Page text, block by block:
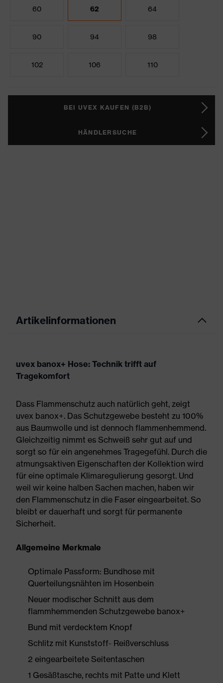
60 62 64
90 94 98
102 106 110
BEI UVEX KAUFEN (B2B)
HÄNDLERSUCHE
Artikelinformationen
uvex banox+ Hose: Technik trifft auf
Tragekomfort
Dass Flammenschutz auch natürlich geht, zeigt
uvex banox+. Das Schutzgewebe besteht zu 100%
aus Baumwolle und ist dennoch flammenhemmend.
Gleichzeitig nimmt es Schweiß sehr gut auf und
sorgt so für ein angenehmes Tragegefühl. Durch die
atmungsaktiven Eigenschaften der Kollektion wird
für eine optimale Klimaregulierung gesorgt. Und
weil wir keine halben Sachen machen, haben wir
den Flammenschutz in die Faser eingearbeitet. So
bleibt er dauerhaft und sorgt für permanente
Sicherheit.
Allgemeine Merkmale
Optimale Passform: Bundhose mit
Querteilungsnähten im Hosenbein
Neuer modischer Schnitt aus dem
flammhemmenden Schutzgewebe banox+
Bund mit verdecktem Knopf
Schlitz mit Kunststoff- Reißverschluss
2 eingearbeitete Seitentaschen
1 Gesäßtasche, rechts mit Patte und Klett